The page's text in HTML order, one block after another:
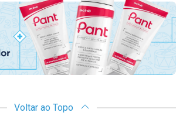
Voltar ao Topo